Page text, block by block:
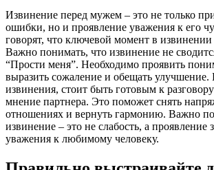
Извинение перед мужем – это не только
ошибки, но и проявление уважения к его
говорят, что ключевой момент в извинении
Важно понимать, что извинение не
“Прости меня”. Необходимо проявить
выразить сожаление и обещать улучшение.
извинения, стоит быть готовым к
мнение партнера. Это поможет снять
отношениях и вернуть гармонию. Важно
извинение – это не слабость, а проявление
уважения к любимому человеку.